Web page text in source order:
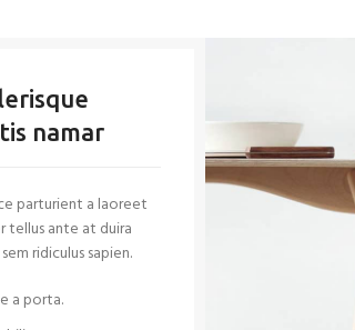
namar
parturient a laoreet
tellus ante at duira
ridiculus sapien.
a porta.